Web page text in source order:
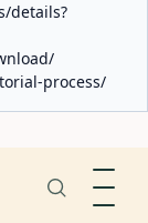
details?
process/